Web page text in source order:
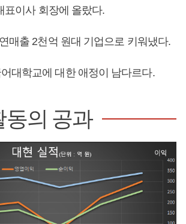
표이사 회장에 올랐다.
매출 2천억 원대 기업으로 키워냈다.
대학교에 대한 애정이 남다르다.
동의 공과